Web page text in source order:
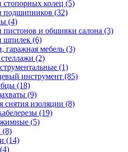
колец (5)
подшипников (32)
(4)
и обшивки салона (3)
шпилек (6)
гаражная мебель (3)
(2)
(1)
инструмент (85)
(18)
(9)
снятия изоляции (8)
(19)
(5)
(14)